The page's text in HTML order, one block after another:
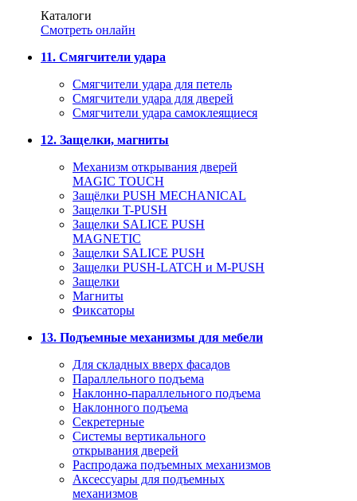
Каталоги
Смотреть онлайн
11. Смягчители удара
Смягчители удара для петель
Смягчители удара для дверей
Cмягчители удара самоклеящиеся
12. Защелки, магниты
Механизм открывания дверей
MAGIC TOUCH
Защёлки PUSH MECHANICAL
Защелки T-PUSH
Защелки SALICE PUSH
MAGNETIC
Защелки SALICE PUSH
Защелки PUSH-LATCH и M-PUSH
Защелки
Магниты
Фиксаторы
13. Подъемные механизмы для мебели
Для складных вверх фасадов
Параллельного подъема
Наклонно-параллельного подъема
Наклонного подъема
Секретерные
Системы вертикального
открывания дверей
Распродажа подъемных механизмов
Аксессуары для подъемных
механизмов